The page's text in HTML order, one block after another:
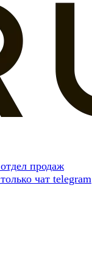
отдел продаж
только чат telegram